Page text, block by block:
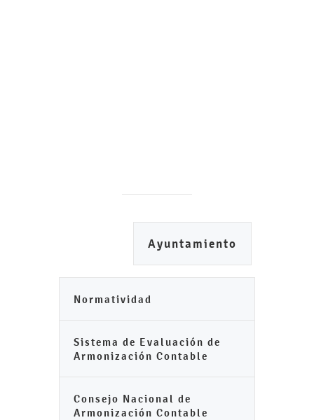
Ayuntamiento
Normatividad
Sistema de Evaluación de
Armonización Contable
Consejo Nacional de
Armonización Contable